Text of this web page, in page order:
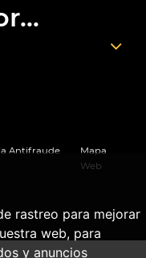
rastreo para mejorar
web, para
y anuncios
Antifraude
Mapa
Web